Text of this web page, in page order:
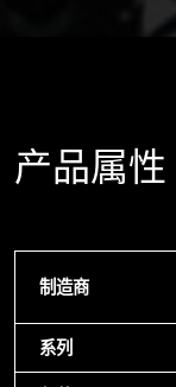
产品属性
制造商
系列